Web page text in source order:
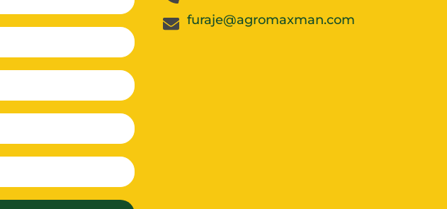
furaje@agromaxman.com